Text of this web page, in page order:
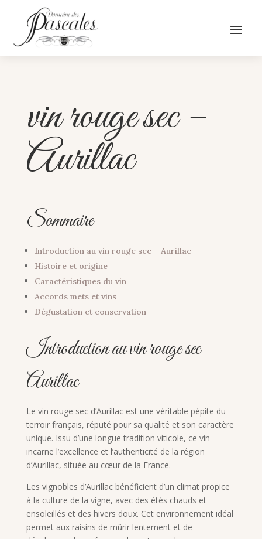
vin rouge sec –
Aurillac
Sommaire
Introduction au vin rouge sec – Aurillac
Histoire et origine
Caractéristiques du vin
Accords mets et vins
Dégustation et conservation
Introduction au vin rouge sec –
Aurillac
Le vin rouge sec d’Aurillac est une véritable pépite du
terroir français, réputé pour sa qualité et son caractère
unique. Issu d’une longue tradition viticole, ce vin
incarne l’excellence et l’authenticité de la région
d’Aurillac, située au cœur de la France.
Les vignobles d’Aurillac bénéficient d’un climat propice
à la culture de la vigne, avec des étés chauds et
ensoleillés et des hivers doux. Cet environnement idéal
permet aux raisins de mûrir lentement et de